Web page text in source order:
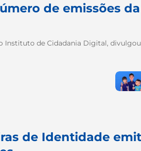
de emissões da
Instituto de Cidadania Digital,
de Identidade